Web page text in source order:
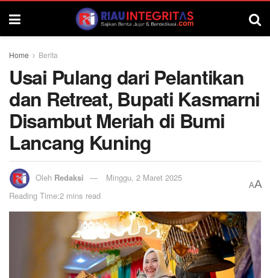
Home Berita
Usai Pulang dari Pelantikan
dan Retreat, Bupati Kasmarni
Disambut Meriah di Bumi
Lancang Kuning
Oleh Redaksi
Minggu, 2 Maret 2025
Reading Time:2 mins read
AA